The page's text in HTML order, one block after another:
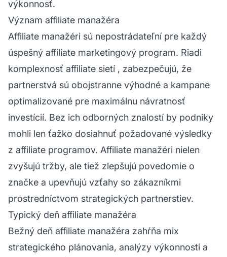
výkonnosť.
Význam affiliate manažéra
Affiliate manažéri sú nepostrádateľní pre každý
úspešný affiliate marketingový program. Riadi
komplexnosť affiliate sietí, zabezpečujú, že
partnerstvá sú obojstranne výhodné a kampane
optimalizované pre maximálnu návratnosť
investícií. Bez ich odborných znalostí by podniky
mohli len ťažko dosiahnuť požadované výsledky
z affiliate programov. Affiliate manažéri nielen
zvyšujú tržby, ale tiež zlepšujú povedomie o
značke a upevňujú vzťahy so zákazníkmi
prostredníctvom strategických partnerstiev.
Typický deň affiliate manažéra
Bežný deň affiliate manažéra zahŕňa mix
strategického plánovania, analýzy výkonnosti a